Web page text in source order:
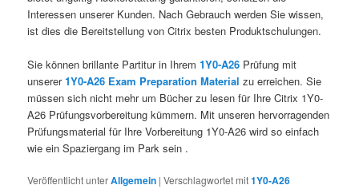
Interessen unserer Kunden. Nach Gebrauch werden Sie wissen,
ist dies die Bereitstellung von Citrix besten Produktschulungen.
Sie können brillante Partitur in Ihrem1Y0-A26 Prüfung mit
unserer1Y0-A26 Exam Preparation Material zu erreichen. Sie
müssen sich nicht mehr um Bücher zu lesen für Ihre Citrix 1Y0-
A26 Prüfungsvorbereitung kümmern. Mit unseren hervorragenden
Prüfungsmaterial für Ihre Vorbereitung 1Y0-A26 wird so einfach
wie ein Spaziergang im Park sein .
Veröffentlicht unterAllgemein |Verschlagwortet mit1Y0-A26